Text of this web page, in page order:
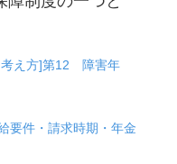
考え方]第12 障害年
要件・請求時期・年金